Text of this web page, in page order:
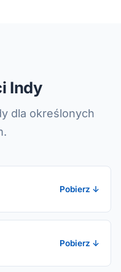
Indy
dla określonych
Pobierz ↓
Pobierz ↓